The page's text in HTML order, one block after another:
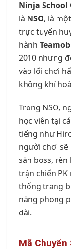
Ninja School
là NSO, là
trực tuyến
hành
2010 nhưng
vào lối chơi
không khí
Trong NSO,
học viên tại
tiếng như
người chơi sẽ
săn boss, rèn
trận chiến PK
thống trang
năng phong
dài.
Mã Chuyển